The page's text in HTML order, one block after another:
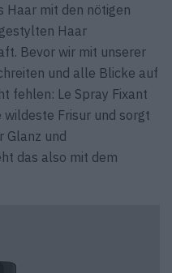
Haar mit den nötigen
Haar
Bevor wir mit unserer
und alle Blicke auf
fehlen: Le Spray Fixant
wildeste Frisur und sorgt
Glanz und
das also mit dem